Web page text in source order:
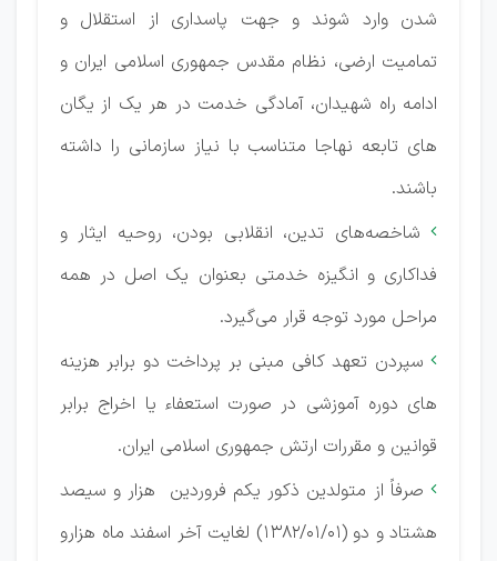
شدن وارد شوند و جهت پاسداری از استقلال و
تمامیت ارضی، نظام مقدس جمهوری اسلامی ایران و
ادامه راه شهیدان، آمادگی خدمت در هر یک از یگان
های تابعه نهاجا متناسب با نیاز سازمانی را داشته
باشند.

شاخصه‌های تدین، انقلابی بودن، روحیه ایثار و
فداکاری و انگیزه خدمتی بعنوان یک اصل در همه
مراحل مورد توجه قرار می‌گیرد.
 سپردن تعهد کافی مبنی بر پرداخت دو برابر هزینه
‌های دوره آموزشی در صورت استعفاء یا اخراج برابر
قوانین و مقررات ارتش جمهوری اسلامی ایران.
 صرفاً از متولدین ذکور یکم فروردین هزار و سیصد
هشتاد و دو (1382/01/01) لغایت آخر اسفند ماه هزارو